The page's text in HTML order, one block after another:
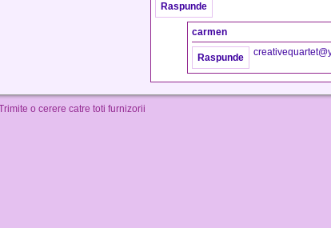
Raspunde
carmen
Raspunde